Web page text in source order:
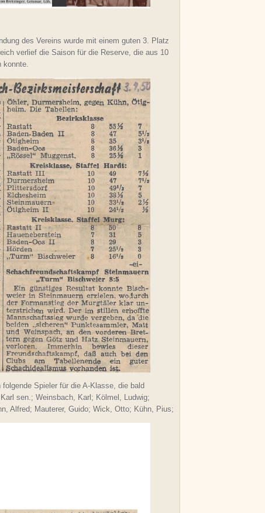
des Vereins wurde mit einem guten 3. Platz
verlief die Saison für die Reserve, die aus 10
konnte.
Spieler für die A-Klasse, die bald
sen.; Weinsbach, Karl; Kölmel, Ludwig;
Alfred; Mauterer, Guido; Wick, Otto; Kühn, Pius;